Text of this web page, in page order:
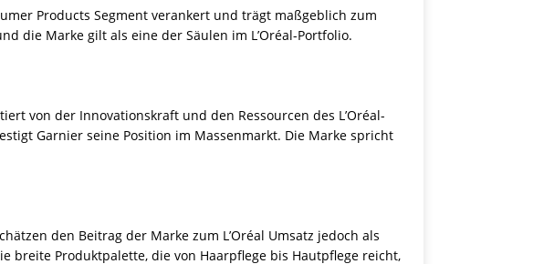
Products Segment verankert und trägt maßgeblich zum
die Marke gilt als eine der Säulen im L’Oréal-Portfolio.
von der Innovationskraft und den Ressourcen des L’Oréal-
Garnier seine Position im Massenmarkt. Die Marke spricht
den Beitrag der Marke zum L’Oréal Umsatz jedoch als
breite Produktpalette, die von Haarpflege bis Hautpflege reicht,